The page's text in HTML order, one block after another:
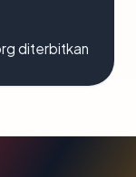
diterbitkan